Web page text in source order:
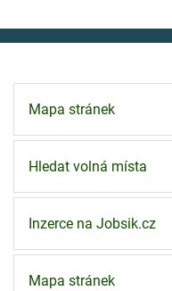
Mapa stránek
Hledat volná místa
Inzerce na Jobsik.cz
Mapa stránek